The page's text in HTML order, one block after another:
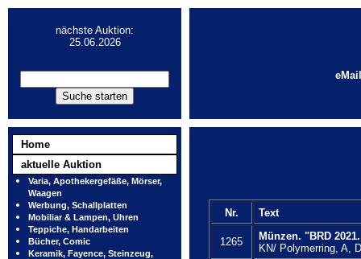
nächste Auktion:
25.06.2026
Home
aktuelle Auktion
Varia, Apothekergefäße, Mörser,
Waagen
Werbung, Schallplatten
Mobiliar & Lampen, Uhren
Teppiche, Handarbeiten
Bücher, Comic
Keramik, Fayence, Steinzeug,
Nr. Text
1265
Münzen. "BRD
KN/ Polymerring, A,